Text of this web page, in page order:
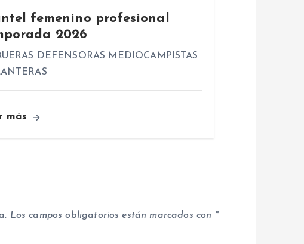
femenino profesional
2026
DEFENSORAS MEDIOCAMPISTAS
más
Los campos obligatorios están marcados con *